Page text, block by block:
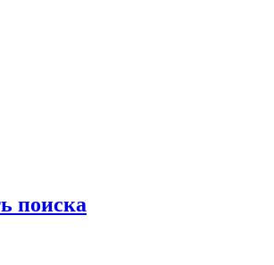
поиска